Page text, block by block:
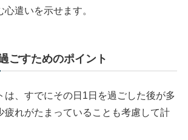
遣いを示せます。
ごすためのポイント
は、すでにその日1日を過ごした後が多
疲れがたまっていることも考慮して計